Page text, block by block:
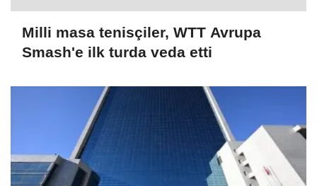
Milli masa tenisçiler, WTT Avrupa
Smash'e ilk turda veda etti